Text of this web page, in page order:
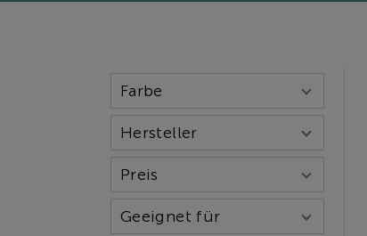
Farbe
Hersteller
Preis
Geeignet für